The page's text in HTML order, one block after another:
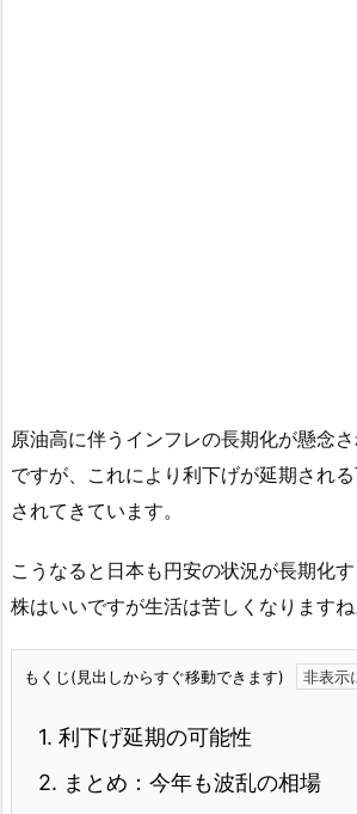
原油高に伴うインフレの長期化が懸念
ですが、これにより利下げが延期され
されてきています。
こうなると日本も円安の状況が長期化
株はいいですが生活は苦しくなりますね
もくじ(見出しからすぐ移動できます)
1. 利下げ延期の可能性
2. まとめ：今年も波乱の相場